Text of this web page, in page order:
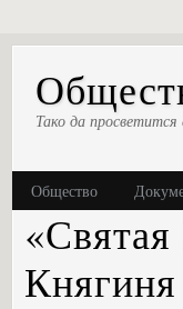
Тако да
Общество